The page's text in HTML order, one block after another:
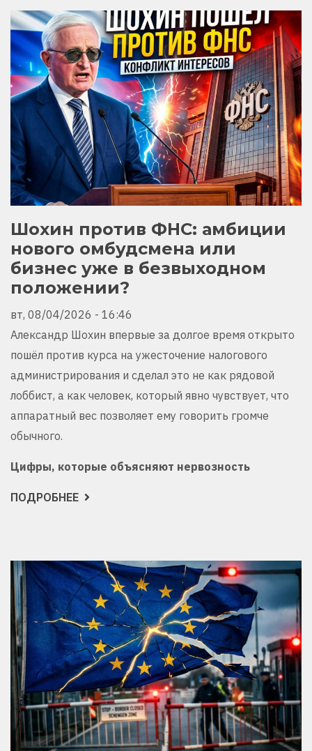
РАНЬШЕ,
ЧЕМ
ЕГО
ДОСТРОИЛИ
Шохин против ФНС: амбиции
нового омбудсмена или
бизнес уже в безвыходном
положении?
вт, 08/04/2026 - 16:46
Александр Шохин впервые за долгое время открыто
пошёл против курса на ужесточение налогового
администрирования и сделал это не как рядовой
лоббист, а как человек, который явно чувствует, что
аппаратный вес позволяет ему говорить громче
обычного.
Цифры, которые объясняют нервозность
ПОДРОБНЕЕ О
ОМБУДСМЕНА
ИЛИ
БИЗНЕС
УЖЕ
В
БЕЗВЫХОДНОМ
ПОЛОЖЕНИИ?